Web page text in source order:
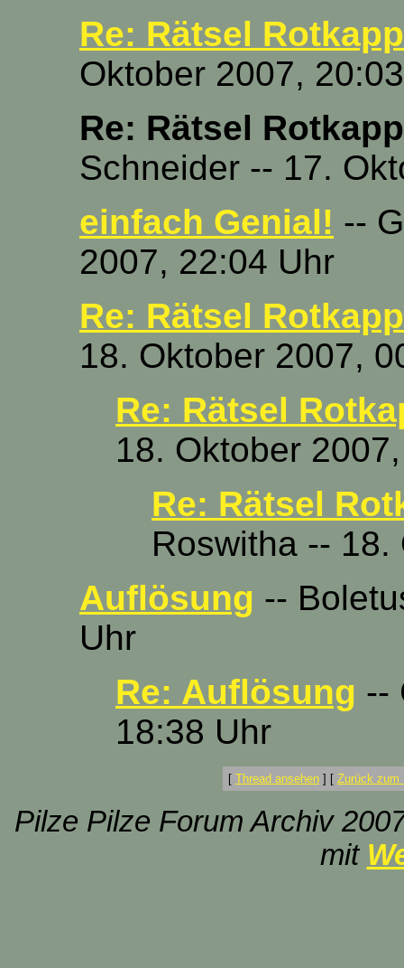
Re: Rätsel
Oktober 2007,
Re: Rätsel
Schneider -- 17.
einfach Genial! --
2007, 22:04 Uhr
Re: Rätsel
18. Oktober 2007,
Re: Rätsel
18. Oktober
Re: Rätsel
Roswitha --
Auflösung --
Uhr
Re: Auflösung --
18:38 Uhr
[ Thread ansehen ] [ Zurück zum
Pilze Pilze Forum Archiv
mit